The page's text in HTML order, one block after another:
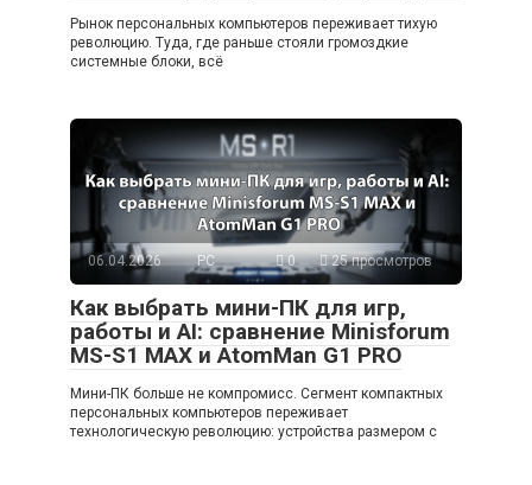
Рынок персональных компьютеров переживает тихую
революцию. Туда, где раньше стояли громоздкие
системные блоки, всё
06.04.2026 PC 0 25 просмотров
Как выбрать мини-ПК для игр,
работы и AI: сравнение Minisforum
MS-S1 MAX и AtomMan G1 PRO
Мини-ПК больше не компромисс. Сегмент компактных
персональных компьютеров переживает
технологическую революцию: устройства размером с